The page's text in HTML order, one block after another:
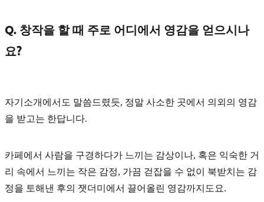
Q. 창작을 할 때 주로 어디에서 영감을 얻으시나
요?
자기소개에서도 말씀드렸듯, 정말 사소한 곳에서 의외의 영감
을 받고는 한답니다.
카페에서 사람을 구경하다가 느끼는 감상이나, 혹은 익숙한 거
리 속에서 느끼는 작은 감정, 가끔 걷잡을 수 없이 북받치는 감
정을 토해낸 후의 잿더미에서 끌어올린 영감까지도요.